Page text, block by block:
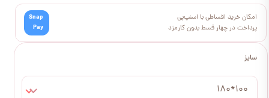
سایز
100*180
امکان خرید اقساطی با اسنپ‌پی
پرداخت در چهار قسط بدون کارمزد
Snap
Pay